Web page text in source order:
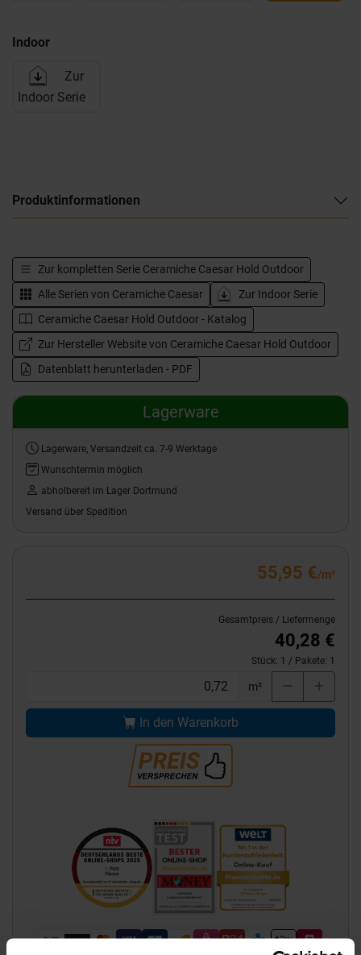
Indoor
Zur
Indoor Serie
Produktinformationen
Zur kompletten Serie Ceramiche Caesar Hold Outdoor
Alle Serien von Ceramiche Caesar
Zur Indoor Serie
Ceramiche Caesar Hold Outdoor - Katalog
Zur Hersteller Website von Ceramiche Caesar Hold Outdoor
Datenblatt herunterladen - PDF
Lagerware
Lagerware, Versandzeit ca. 7-9 Werktage
Wunschtermin möglich
abholbereit im Lager Dortmund
Versand über Spedition
55,95 €/m²
Gesamtpreis / Liefermenge
40,28 €
Stück: 1 / Pakete: 1
m²
In den Warenkorb